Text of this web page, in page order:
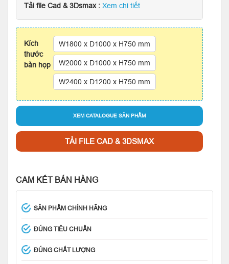
Tải file Cad & 3Dsmax : Xem chi tiết
Kích
thước
bàn họp
W1800 x D1000 x H750 mm
W2000 x D1000 x H750 mm
W2400 x D1200 x H750 mm
XEM CATALOGUE SẢN PHẨM
TẢI FILE CAD & 3DSMAX
CAM KẾT BÁN HÀNG
SẢN PHẨM CHÍNH HÃNG
ĐÚNG TIÊU CHUẨN
ĐÚNG CHẤT LƯỢNG